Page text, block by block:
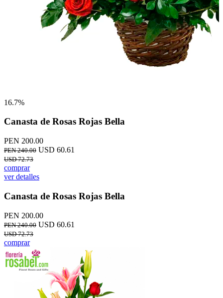
16.7%
Canasta de Rosas Rojas Bella
PEN 200.00
PEN 240.00 USD 60.61
USD 72.73
comprar
ver detalles
Canasta de Rosas Rojas Bella
PEN 200.00
PEN 240.00 USD 60.61
USD 72.73
comprar